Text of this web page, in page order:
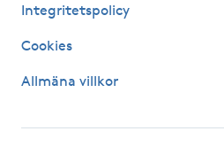
Hårvård
Integritetspolicy
Cookies
Allmäna villkor